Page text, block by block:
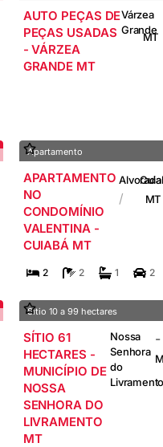
AUTO PEÇAS DE
PEÇAS USADAS
- VÁRZEA
GRANDE MT
Várzea
Grande
-
MT
Apartamento
APARTAMENTO
NO
CONDOMÍNIO
VALENTINA -
CUIABÁ MT
Alvorada
/
-
MT
2 2 1 2
Sítio 10 a 99 hectares
SÍTIO 61
HECTARES -
MUNICÍPIO DE
NOSSA
SENHORA DO
LIVRAMENTO
MT
Nossa
Senhora
do
Livramento
-